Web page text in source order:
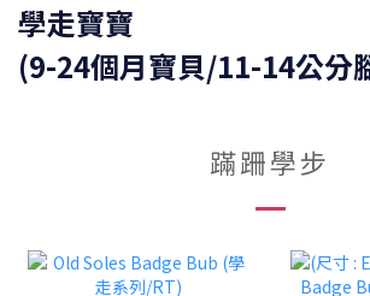
學走寶寶
(9-24個月寶貝/11-14公分
蹣跚學步